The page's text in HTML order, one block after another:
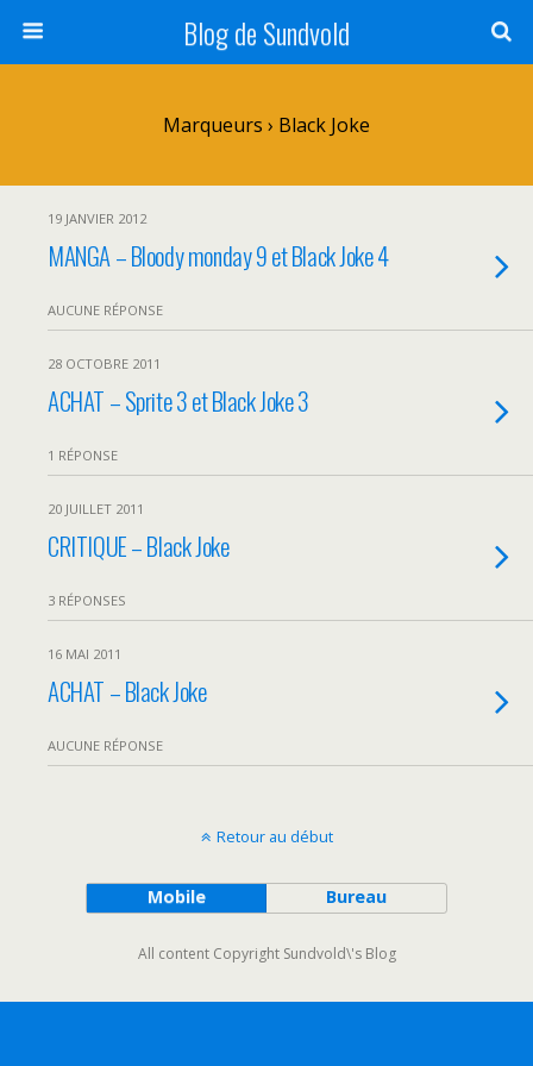
Blog de Sundvold
Marqueurs › Black Joke
19 JANVIER 2012
MANGA – Bloody monday 9 et Black Joke 4
AUCUNE RÉPONSE
28 OCTOBRE 2011
ACHAT – Sprite 3 et Black Joke 3
1 RÉPONSE
20 JUILLET 2011
CRITIQUE – Black Joke
3 RÉPONSES
16 MAI 2011
ACHAT – Black Joke
AUCUNE RÉPONSE
Retour au début
Mobile Bureau
All content Copyright Sundvold\'s Blog